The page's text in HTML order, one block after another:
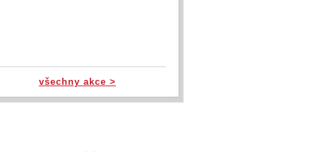
všechny akce >